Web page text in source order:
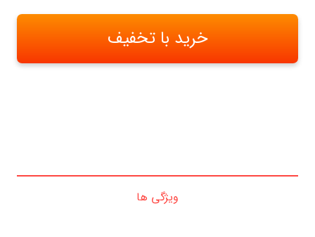
3,000,000 تومان
بود.
خرید با تخفیف
ویژگی ها